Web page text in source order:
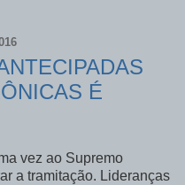
É
vez ao Supremo
a tramitação. Lideranças